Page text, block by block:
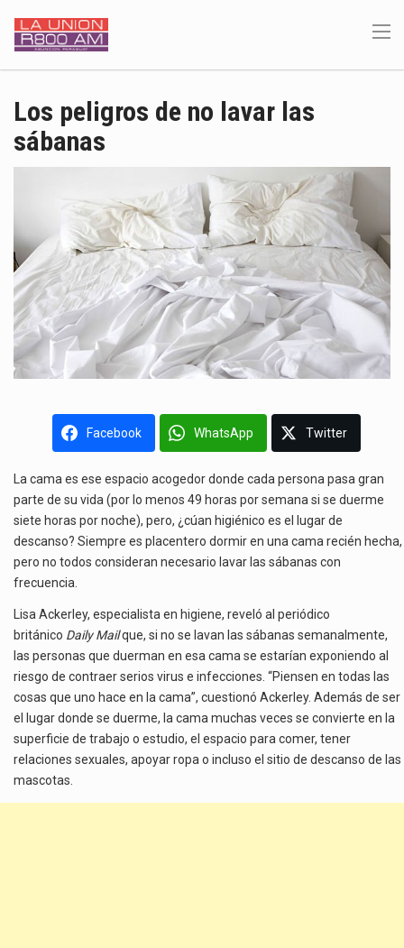
Los peligros de no lavar las
sábanas
Facebook WhatsApp Twitter
La cama es ese espacio acogedor donde cada persona pasa gran
parte de su vida (por lo menos 49 horas por semana si se duerme
siete horas por noche), pero, ¿cúan higiénico es el lugar de
descanso? Siempre es placentero dormir en una cama recién hecha,
pero no todos consideran necesario lavar las sábanas con
frecuencia.
Lisa Ackerley, especialista en higiene, reveló al periódico
británico Daily Mailque, si no se lavan las sábanas semanalmente,
las personas que duerman en esa cama se estarían exponiendo al
riesgo de contraer serios virus e infecciones. “Piensen en todas las
cosas que uno hace en la cama”, cuestionó Ackerley. Además de ser
el lugar donde se duerme, la cama muchas veces se convierte en la
superficie de trabajo o estudio, el espacio para comer, tener
relaciones sexuales, apoyar ropa o incluso el sitio de descanso de las
mascotas.